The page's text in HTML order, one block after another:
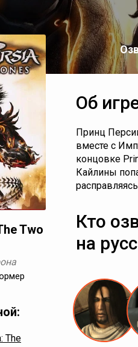
Two
The
Об
Принц
вместе с
концовке
Кайлины
Кто
на